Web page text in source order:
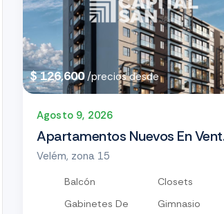
$ 126,600/precios desde
Agosto 9, 2026
Apartamentos Nuevos En
Velém, zona 15
Balcón
Closets
Gabinetes De
Gimnasio